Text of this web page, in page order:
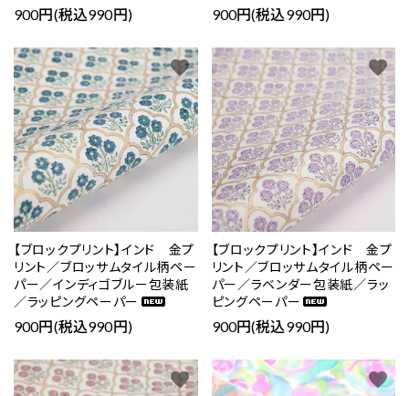
900円(税込990円) 900円(税込990円)
【ブロックプリント】インド 金プ
リント／ブロッサムタイル柄ペー
パー／インディゴブルー包装紙
／ラッピングペーパー
900円(税込990円)
favorite
【ブロックプリント】インド 金プ
リント／ブロッサムタイル柄ペー
パー／ラベンダー包装紙／ラッ
ピングペーパー
900円(税込990円)
favorite
favorite favorite